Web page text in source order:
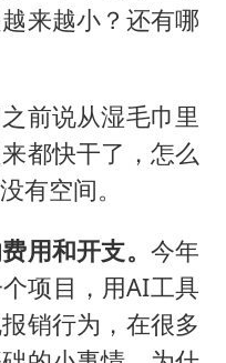
来越小？还有哪
前说从湿毛巾里
都快干了，怎么
有空间。
用和开支。 今年
项目，用AI工具
销行为，在很多